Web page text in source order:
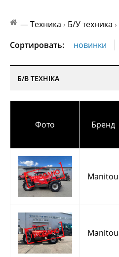
—Техника › Б/У техника ›
Сортировать:
новинки
Б/В ТЕХНІКА
Фото Бренд
Manitou
Manitou